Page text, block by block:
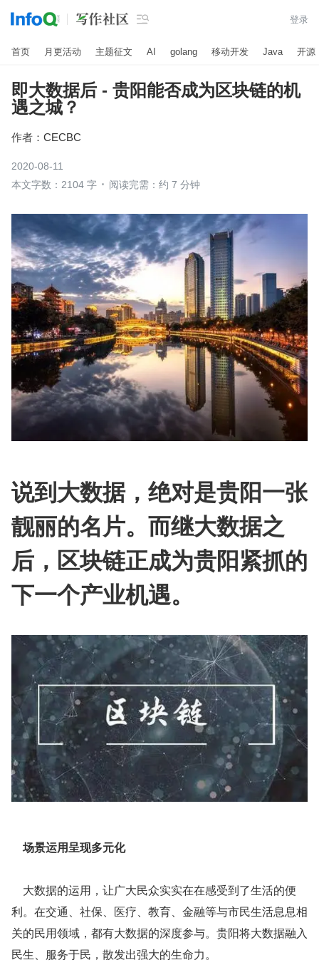
 登录
首页 月更活动 主题征文 AI golang 移动开发 Java 开源
即大数据后 - 贵阳能否成为区块链的机
遇之城？
作者： CECBC
2020-08-11
本文字数：2104 字
阅读完需：约 7 分钟
说到大数据，绝对是贵阳一张
靓丽的名片。而继大数据之
后，区块链正成为贵阳紧抓的
下一个产业机遇。
场景运用呈现多元化
大数据的运用，让广大民众实实在在感受到了生活的便
利。在交通、社保、医疗、教育、金融等与市民生活息息相
关的民用领域，都有大数据的深度参与。贵阳将大数据融入
民生、服务于民，散发出强大的生命力。